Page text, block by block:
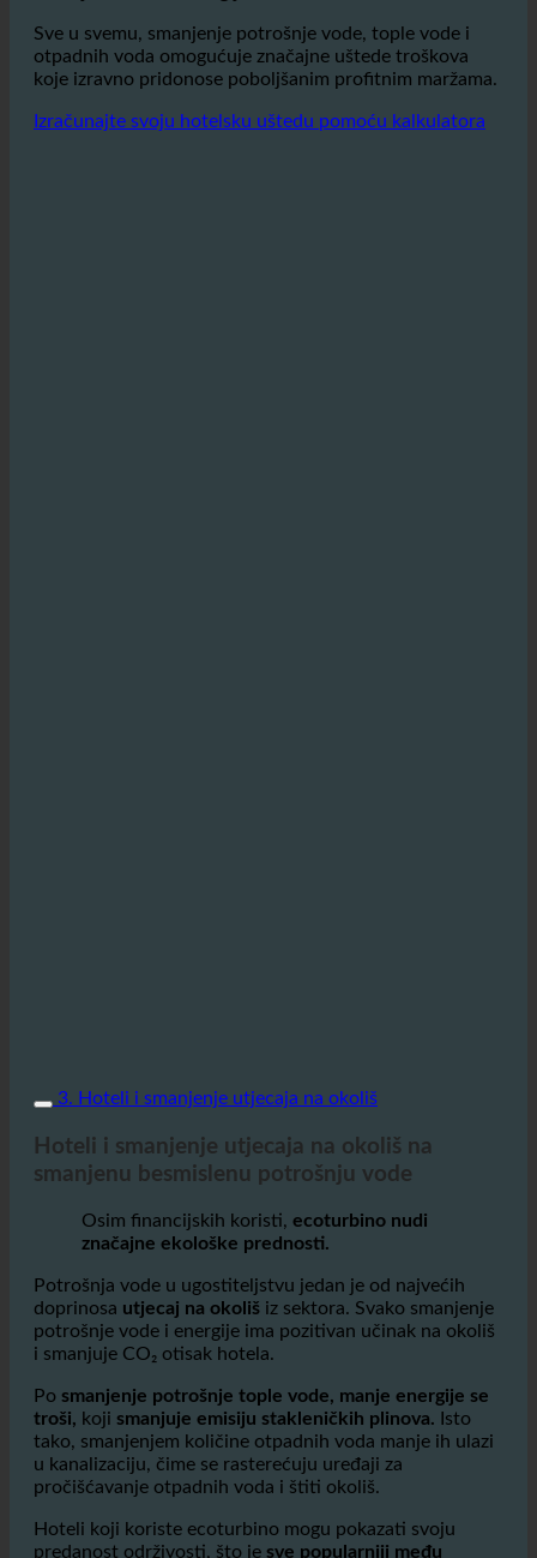
opskrba toplom vodom je neophodna, to dovodi do
značajnih ušteda energije.
Sve u svemu, smanjenje potrošnje vode, tople vode i
otpadnih voda omogućuje značajne uštede troškova
koje izravno pridonose poboljšanim profitnim maržama.
3. Hoteli i smanjenje utjecaja na okoliš
smanjenu besmislenu potrošnju vode
Osim financijskih koristi,ecoturbino nudi
značajne ekološke prednosti.
Potrošnja vode u ugostiteljstvu jedan je od najvećih
doprinosa utjecaj na okolišiz sektora. Svako smanjenje
potrošnje vode i energije ima pozitivan učinak na okoliš
i smanjuje CO₂ otisak hotela.
Posmanjenje potrošnje tople vode, manje energije se
troši,kojismanjuje emisiju stakleničkih plinova.
tako, smanjenjem količine otpadnih voda manje ih ulazi
u kanalizaciju, čime se rasterećuju uređaji za
pročišćavanje otpadnih voda i štiti okoliš.